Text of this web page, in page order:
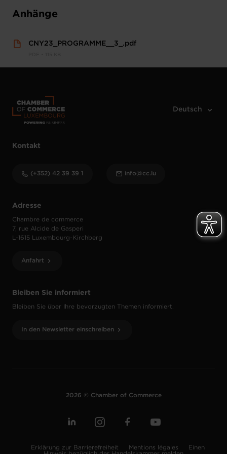
Anhänge
CNY23_PROGRAMME__3_.pdf
Bleiben Sie informiert
Bleiben Sie über Ihre bevorzugten Themen informiert.
In den Newsletter einschreiben
Adresse
Chambre de commerce
7, rue Alcide de Gasperi
L-1615 Luxembourg-Kirchberg
Anfahrt
Kontakt
(+352) 42 39 39 1 info@cc.lu
2026 © Chamber of Commerce
Erklärung zur Barrierefreiheit Mentions légales
Einen